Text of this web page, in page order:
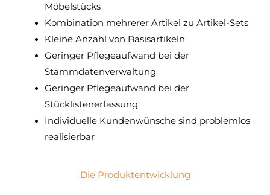
Möbelstücks
Kombination mehrerer Artikel zu Artikel-Sets
Kleine Anzahl von Basisartikeln
Geringer Pflegeaufwand bei der
Stammdatenverwaltung
Geringer Pflegeaufwand bei der
Stücklistenerfassung
Individuelle Kundenwünsche sind problemlos
realisierbar
Die Produktentwicklung